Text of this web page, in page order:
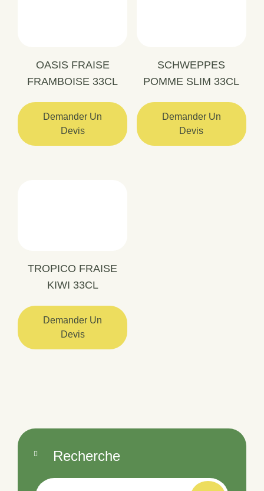
OASIS FRAISE
FRAMBOISE 33CL
Demander Un
Devis
SCHWEPPES
POMME SLIM 33CL
Demander Un
Devis
TROPICO FRAISE
KIWI 33CL
Demander Un
Devis
Recherche
Recherche